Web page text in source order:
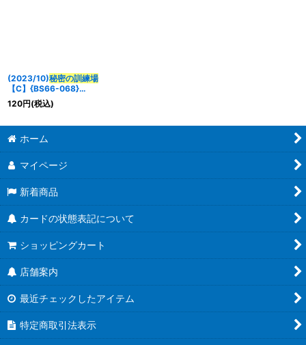
(2023/10)秘密の訓練場
【C】{BS66-068}
《赤》
120円(税込)
ホーム
マイページ
新着商品
カードの状態表記について
ショッピングカート
店舗案内
最近チェックしたアイテム
特定商取引法表示